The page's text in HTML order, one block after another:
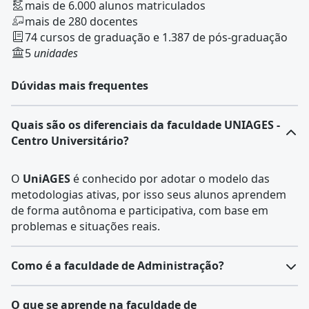
mais de 6.000 alunos matriculados
mais de 280 docentes
74 cursos de graduação e 1.387 de pós-graduação
5 unidades
Dúvidas mais frequentes
Quais são os diferenciais da faculdade UNIAGES -
Centro Universitário?
O UniAGES é conhecido por adotar o modelo das
metodologias ativas, por isso seus alunos aprendem
de forma autônoma e participativa, com base em
problemas e situações reais.
Como é a faculdade de Administração?
A Administraçãoé distribuída entre diferentes áreas,
O que se aprende na faculdade de